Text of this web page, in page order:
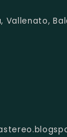
Vallenato,